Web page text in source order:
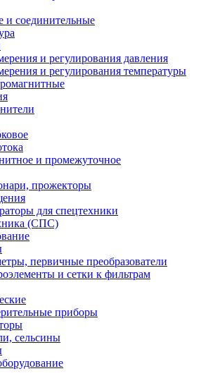
соединительные
и регулирования давления
и регулирования температуры
и промежуточное
прожекторы
для спецтехники
(СПС)
первичные преобразователи
и сетки к фильтрам
приборы
сельсины